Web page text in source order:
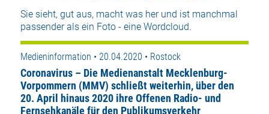
Sie sieht, gut aus, macht was her und ist manchmal
passender als ein Foto - eine Wordcloud.
Medieninformation • 20.04.2020 • Rostock
Coronavirus – Die Medienanstalt Mecklenburg-
Vorpommern (MMV) schließt weiterhin, über den
20. April hinaus 2020 ihre Offenen Radio- und
Fernsehkanäle für den Publikumsverkehr